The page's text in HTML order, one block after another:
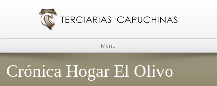
Menú
Crónica Hogar El Olivo